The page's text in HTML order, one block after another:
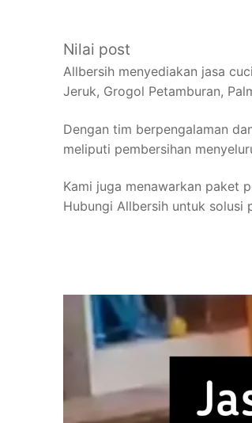
Nilai post
Allbersih menyediakan jasa
Jeruk, Grogol Petamburan,
Dengan tim berpengalaman
meliputi pembersihan
Kami juga menawarkan paket
Hubungi Allbersih untuk